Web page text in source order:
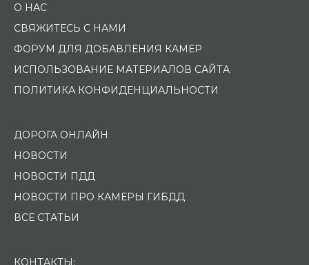
О НАС
СВЯЖИТЕСЬ С НАМИ
ФОРУМ ДЛЯ ДОБАВЛЕНИЯ КАМЕР
ИСПОЛЬЗОВАНИЕ МАТЕРИАЛОВ САЙТА
ПОЛИТИКА КОНФИДЕНЦИАЛЬНОСТИ
ДОРОГА ОНЛАЙН
НОВОСТИ
НОВОСТИ ПДД
НОВОСТИ ПРО КАМЕРЫ ГИБДД
ВСЕ СТАТЬИ
КОНТАКТЫ: